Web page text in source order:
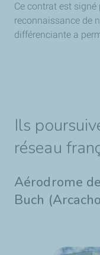
Ce contrat est signé
reconnaissance de
différenciante a
Ils
réseau
Aérodrome
Buch